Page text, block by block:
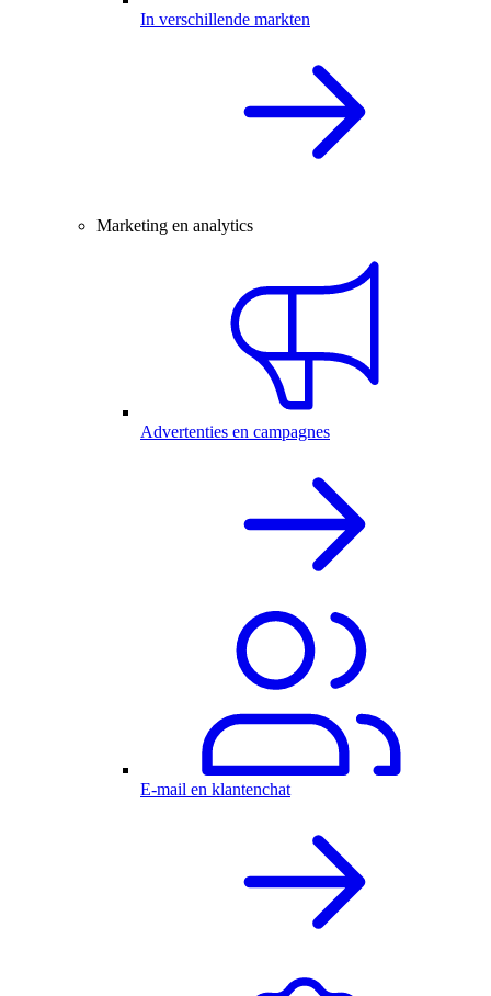
In verschillende markten
Marketing en analytics
Advertenties en campagnes
E-mail en klantenchat